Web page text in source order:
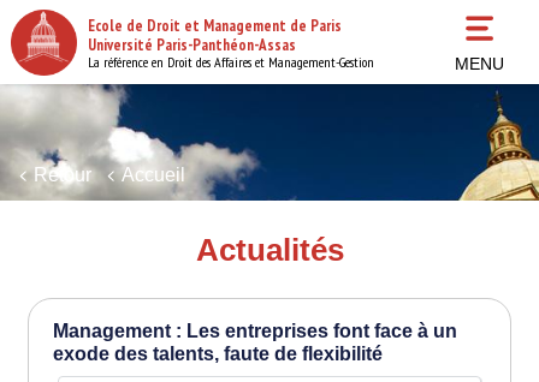
Aller
au
contenu
principal
Ecole de Droit et Management de Paris
Université Paris-Panthéon-Assas
La référence en Droit des Affaires et Management-Gestion MENU
Retour Accueil
Actualités
Management : Les entreprises font face à un
exode des talents, faute de flexibilité